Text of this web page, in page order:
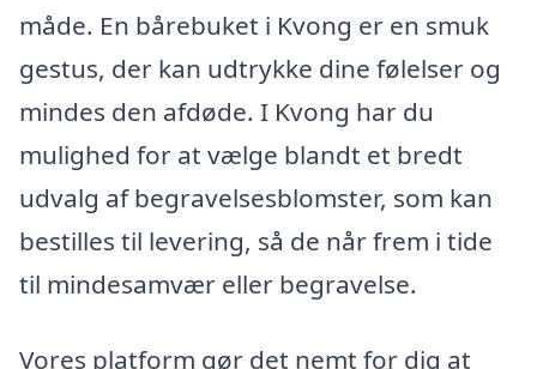
måde. En bårebuket i Kvong er en smuk
gestus, der kan udtrykke dine følelser og
mindes den afdøde. I Kvong har du
mulighed for at vælge blandt et bredt
udvalg af begravelsesblomster, som kan
bestilles til levering, så de når frem i tide
til mindesamvær eller begravelse.
Vores platform gør det nemt for dig at